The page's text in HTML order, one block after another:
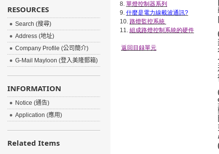
8. 單燈控制器系列
9. 什麼是電力線載波通訊?
10. 路燈監控系統
11. 組成路燈控制系統的硬件
返回目録單元
RESOURCES
Search (搜尋)
Address (地址)
Company Profile (公司簡介)
G-Mail Mayloon (登入美隆郵箱)
INFORMATION
Notice (通告)
Application (應用)
Related Items